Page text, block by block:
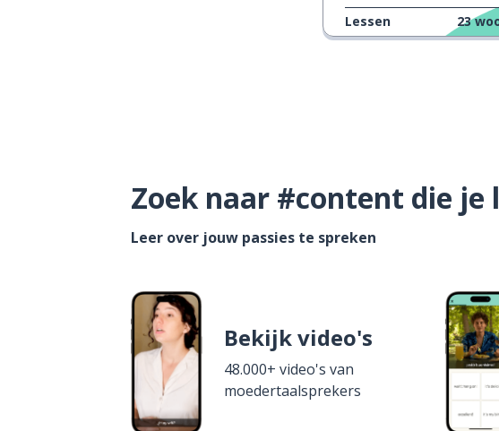
Lessen 23
Zoek naar #content die je
Leer over jouw passies te spreken
Bekijk video's
48.000+ video's van
moedertaalsprekers